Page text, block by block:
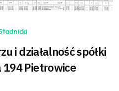
i działalność spółki
194 Pietrowice